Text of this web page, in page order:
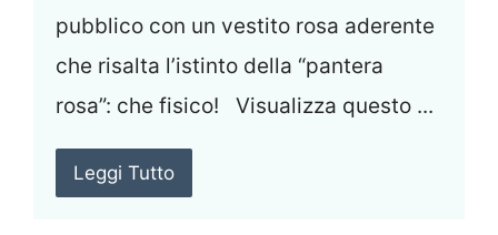
pubblico con un vestito rosa aderente
che risalta l’istinto della “pantera
rosa”: che fisico! Visualizza questo ...
Leggi Tutto